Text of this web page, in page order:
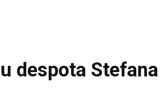
despota Stefana